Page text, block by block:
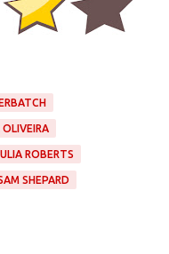
OLIVEIRA
ROBERTS
SHEPARD